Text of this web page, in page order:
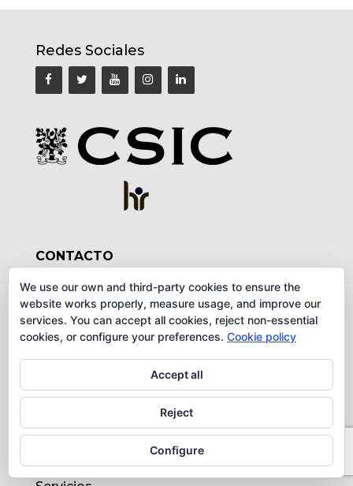
Redes Sociales
CONTACTO
C/ Jaime Roig, 11
46010 - Valencia
Tel.: +34-963391760
SECCIONES
Quiénes somos
We use our own and third-party cookies to ensure the
website works properly, measure usage, and improve our
services. You can accept all cookies, reject non-essential
cookies, or configure your preferences. Cookie policy
Accept all
Reject
Configure